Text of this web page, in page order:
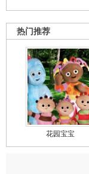
热门推荐
花园宝宝